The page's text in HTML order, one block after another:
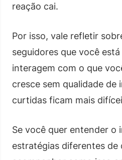
reação cai.
Por isso, vale refletir
seguidores que você
interagem com o que
cresce sem qualidade de
curtidas ficam mais
Se você quer entender o
estratégias diferentes de